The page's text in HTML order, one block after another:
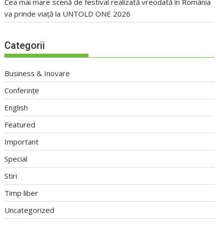
Cea mai mare scenă de festival realizată vreodată în România
va prinde viață la UNTOLD ONE 2026
Categorii
Business & Inovare
Conferințe
English
Featured
Important
Special
Stiri
Timp liber
Uncategorized